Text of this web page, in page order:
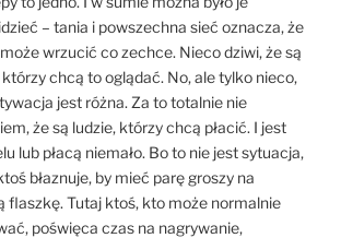
– tania i powszechna sieć oznacza, że
wrzucić co zechce. Nieco dziwi, że są
którzy chcą to oglądać. No, ale tylko nieco,
jest różna. Za to totalnie nie
że są ludzie, którzy chcą płacić. I jest
lub płacą niemało. Bo to nie jest sytuacja,
błaznuje, by mieć parę groszy na
flaszkę. Tutaj ktoś, kto może normalnie
poświęca czas na nagrywanie,